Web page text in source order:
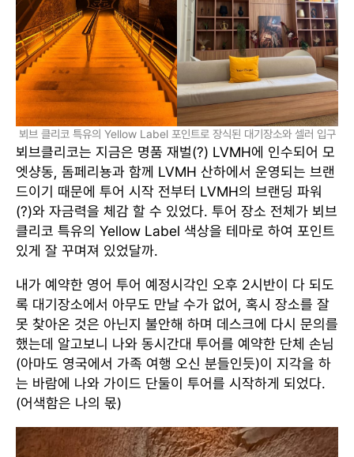
뵈브 클리코 특유의 Yellow Label 포인트로 장식된 대기장소와 셀러 입구
뵈브클리코는 지금은 명품 재벌(?) LVMH에 인수되어 모
엣샹동, 돔페리뇽과 함께 LVMH 산하에서 운영되는 브랜
드이기 때문에 투어 시작 전부터 LVMH의 브랜딩 파워
(?)와 자금력을 체감 할 수 있었다. 투어 장소 전체가 뵈브
클리코 특유의 Yellow Label 색상을 테마로 하여 포인트
있게 잘 꾸며져 있었달까.
내가 예약한 영어 투어 예정시각인 오후 2시반이 다 되도
록 대기장소에서 아무도 만날 수가 없어, 혹시 장소를 잘
못 찾아온 것은 아닌지 불안해 하며 데스크에 다시 문의를
했는데 알고보니 나와 동시간대 투어를 예약한 단체 손님
(아마도 영국에서 가족 여행 오신 분들인듯)이 지각을 하
는 바람에 나와 가이드 단둘이 투어를 시작하게 되었다.
(어색함은 나의 몫)